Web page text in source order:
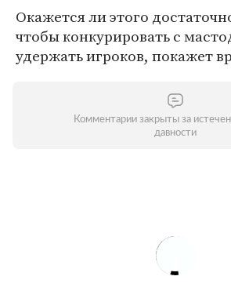
Окажется ли этого
чтобы конкурировать с
удержать игроков, покажет
Комментарии закрыты за
давности